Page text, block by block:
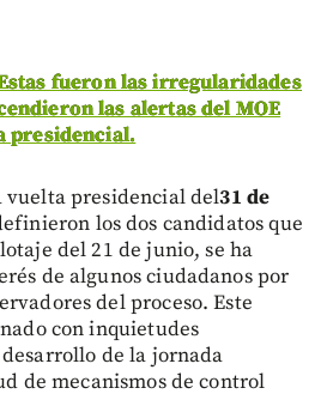
fueron las irregularidades
las alertas del MOE
presidencial.
vuelta presidencial del31 de
los dos candidatos que
del 21 de junio, se ha
de algunos ciudadanos por
del proceso. Este
con inquietudes
de la jornada
de mecanismos de control